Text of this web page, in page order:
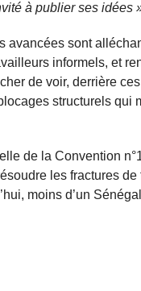
à publier ses idées
avancées sont
informels, et
de voir, derrière
structurels qui
de la Convention
les fractures
moins d’un